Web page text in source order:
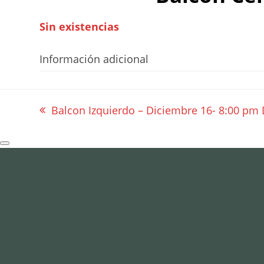
Sin existencias
Información adicional
previous
Balcon Izquierdo – Diciembre 16- 8:00 pm